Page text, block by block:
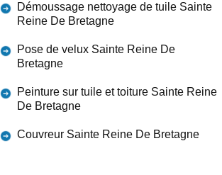
Démoussage nettoyage de tuile Sainte
Reine De Bretagne
Pose de velux Sainte Reine De
Bretagne
Peinture sur tuile et toiture Sainte Reine
De Bretagne
Couvreur Sainte Reine De Bretagne